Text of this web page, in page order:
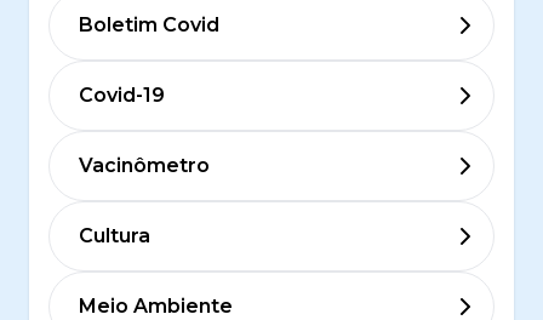
Boletim Covid
Covid-19
Vacinômetro
Cultura
Meio Ambiente